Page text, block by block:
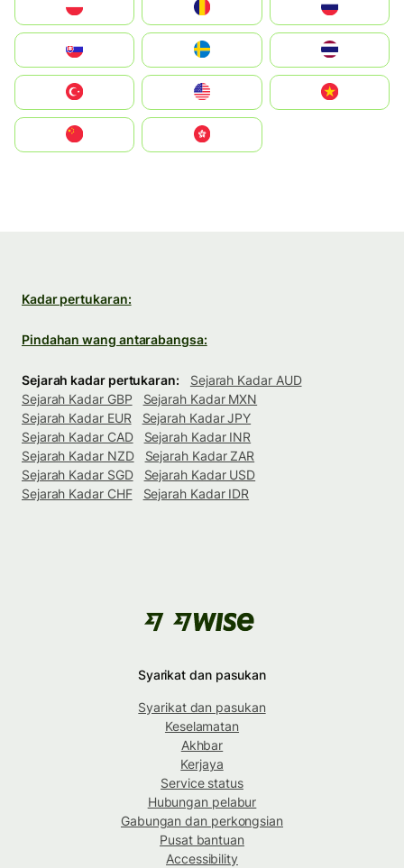
United States
中國香港特別行政區
Kadar pertukaran:
Pindahan wang antarabangsa:
Sejarah kadar pertukaran:
Sejarah Kadar AUD
Sejarah Kadar GBP
Sejarah Kadar MXN
Sejarah Kadar EUR
Sejarah Kadar JPY
Sejarah Kadar CAD
Sejarah Kadar INR
Sejarah Kadar NZD
Sejarah Kadar ZAR
Sejarah Kadar SGD
Sejarah Kadar USD
Sejarah Kadar CHF
Sejarah Kadar IDR
Syarikat dan pasukan
Syarikat dan pasukan
Keselamatan
Akhbar
Kerjaya
Service status
Hubungan pelabur
Gabungan dan perkongsian
Pusat bantuan
Accessibility